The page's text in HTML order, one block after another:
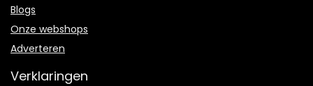
Blogs
Onze webshops
Adverteren
Verklaringen